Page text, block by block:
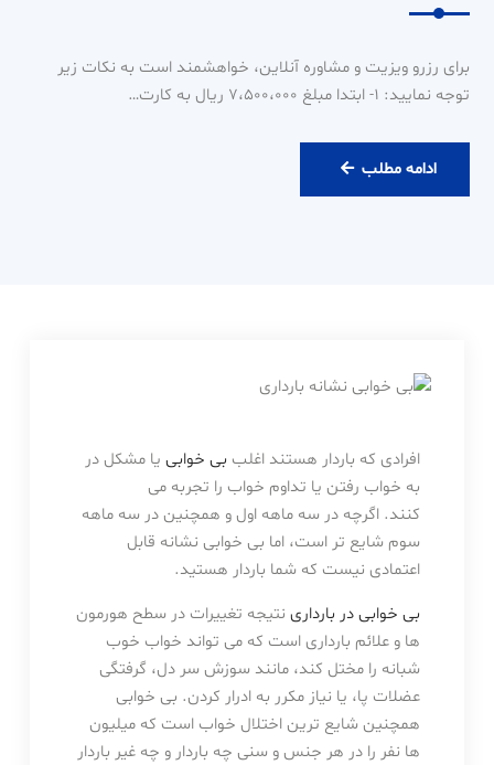
برای رزرو ویزیت و مشاوره آنلاین، خواهشمند است به نکات زیر
توجه نمایید: ۱- ابتدا مبلغ ۷،۵۰۰،۰۰۰ ریال به کارت…
ادامه مطلبرزرو
ویزیت
افرادی که باردار هستند اغلب بی خوابییا مشکل در
به خواب رفتن یا تداوم خواب را تجربه می
کنند. اگرچه در سه ماهه اول و همچنین در سه ماهه
سوم شایع تر است، اما بی خوابی نشانه قابل
اعتمادی نیست که شما باردار هستید.
بی خوابی در باردارینتیجه تغییرات در سطح هورمون
ها و علائم بارداری است که می تواند خواب خوب
شبانه را مختل کند، مانند سوزش سر دل، گرفتگی
عضلات پا، یا نیاز مکرر به ادرار کردن. بی خوابی
همچنین شایع ترین اختلال خواب است که میلیون
ها نفر را در هر جنس و سنی چه باردار و چه غیر باردار